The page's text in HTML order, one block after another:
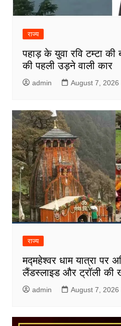
राज्य
पहाड़ के युवा रवि टम्टा की
की पहली उड़ने वाली कार
admin August 7, 2026
राज्य
मद्महेश्वर धाम यात्रा पर
लैंडस्लाइड और ट्रॉली की
admin August 7, 2026